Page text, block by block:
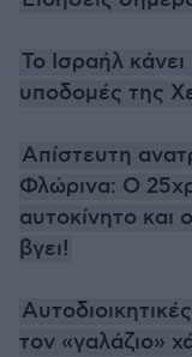
Το Ισραήλ
υποδομές της
Απίστευτη
Φλώρινα: Ο
αυτοκίνητο
βγει!
τον «γαλάζιο»